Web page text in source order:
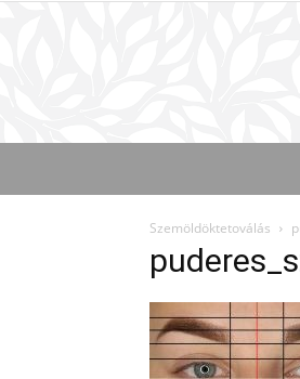
Szemöldöktetoválás